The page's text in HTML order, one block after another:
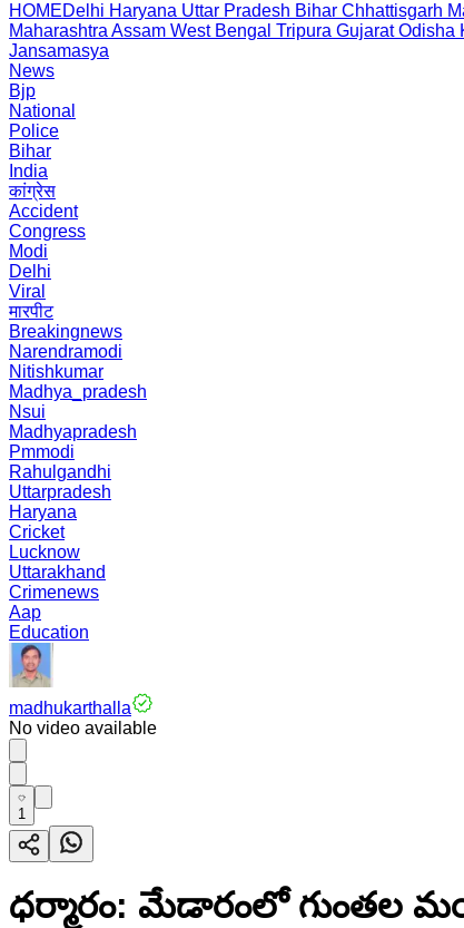
HOMEDelhi Haryana Uttar Pradesh Bihar Chhattisgarh
Maharashtra Assam West Bengal Tripura Gujarat Odisha
Jansamasya
News
Bjp
National
Police
Bihar
India
कांग्रेस
Accident
Congress
Modi
Delhi
Viral
मारपीट
Breakingnews
Narendramodi
Nitishkumar
Madhya_pradesh
Nsui
Madhyapradesh
Pmmodi
Rahulgandhi
Uttarpradesh
Haryana
Cricket
Lucknow
Uttarakhand
Crimenews
Aap
Education
madhukarthalla
No video available
1
ధర్మారం: మేడారంలో గుంతల